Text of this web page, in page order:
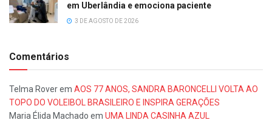
em Uberlândia e emociona paciente
3 DE AGOSTO DE 2026
Comentários
Telma Roverem AOS 77 ANOS, SANDRA BARONCELLI VOLTA AO
TOPO DO VOLEIBOL BRASILEIRO E INSPIRA GERAÇÕES
Maria Élida Machado em UMA LINDA CASINHA AZUL